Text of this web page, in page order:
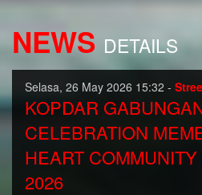
NEWS DETAILS
Selasa, 26 May 2026 15:32 -
KOPDAR
CELEBRATION
HEART
2026